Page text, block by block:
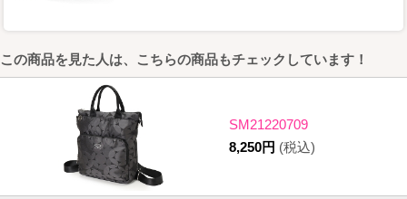
この商品を見た人は、こちらの商品もチェックしています！
SM21220709
8,250円 (税込)